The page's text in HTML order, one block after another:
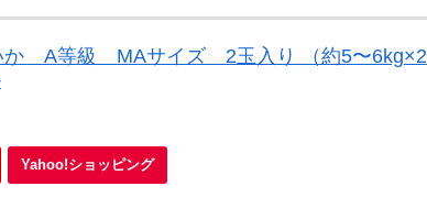
A等級 MAサイズ 2玉入り （約5〜6kg×2
Yahoo!ショッピング